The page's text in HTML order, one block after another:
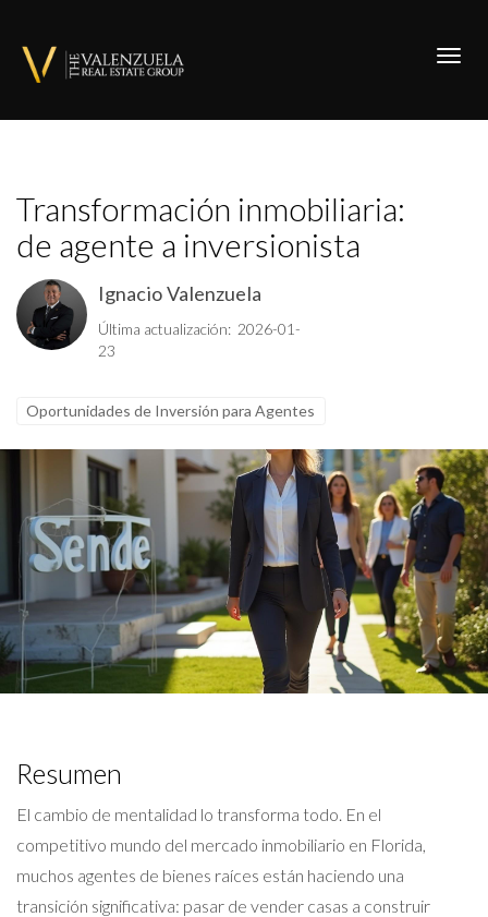
Transformación inmobiliaria:
de agente a inversionista
Ignacio Valenzuela
Última actualización: 2026-01-
23
Oportunidades de Inversión para Agentes
Resumen
El cambio de mentalidad lo transforma todo. En el
competitivo mundo del mercado inmobiliario en Florida,
muchos agentes de bienes raíces están haciendo una
transición significativa: pasar de vender casas a construir